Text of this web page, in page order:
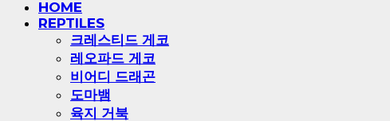
HOME
REPTILES
크레스티드 게코
레오파드 게코
비어디 드래곤
도마뱀
육지 거북